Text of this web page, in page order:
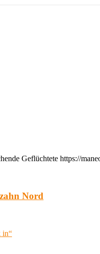
Geflüchtete https://
Nord
in“